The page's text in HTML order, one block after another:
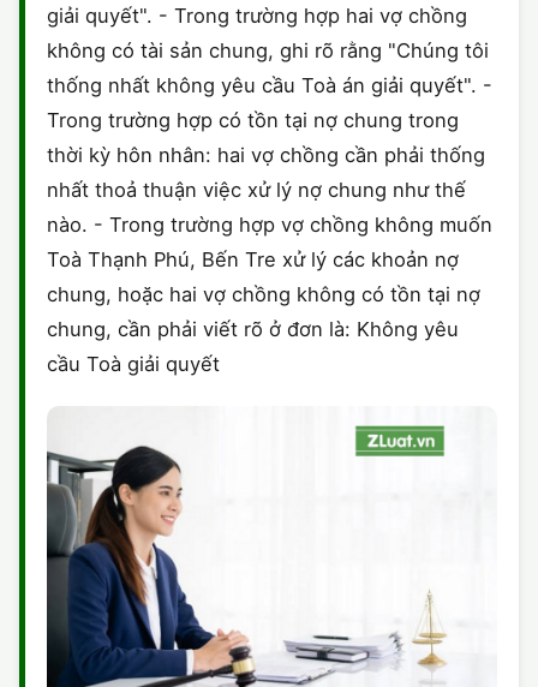
giải quyết". - Trong trường hợp hai vợ chồng
không có tài sản chung, ghi rõ rằng "Chúng tôi
thống nhất không yêu cầu Toà án giải quyết". -
Trong trường hợp có tồn tại nợ chung trong
thời kỳ hôn nhân: hai vợ chồng cần phải thống
nhất thoả thuận việc xử lý nợ chung như thế
nào. - Trong trường hợp vợ chồng không muốn
Toà Thạnh Phú, Bến Tre xử lý các khoản nợ
chung, hoặc hai vợ chồng không có tồn tại nợ
chung, cần phải viết rõ ở đơn là: Không yêu
cầu Toà giải quyết